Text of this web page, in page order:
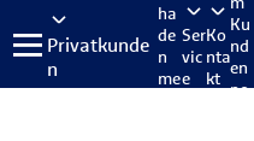
Privatkunde
n
ha
de
n
me
Ser
vic
e
Ko
nta
kt
Ku
nd
en
po